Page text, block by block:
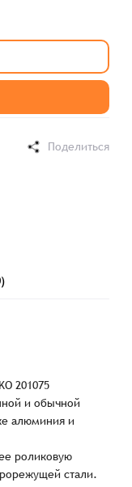
Поделиться
201075
и обычной
алюминия и
роликовую
стали.